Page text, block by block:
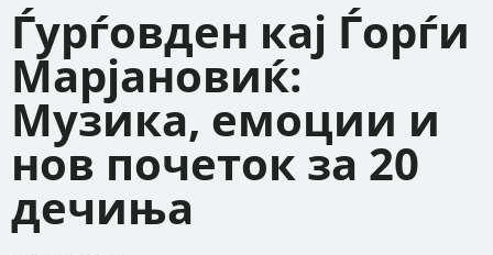
Ѓурѓовден кај Ѓорѓи
Марјановиќ:
Музика, емоции и
нов почеток за 20
дечиња